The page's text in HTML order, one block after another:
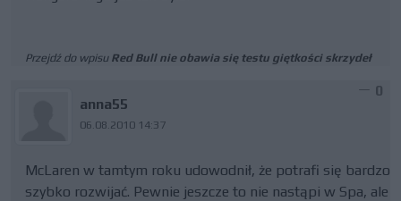
Przejdź do wpisu Red Bull nie obawia się testu giętkości skrzydeł
anna55
06.08.2010 14:37
0
McLaren w tamtym roku udowodnił, że potrafi się bardzo
szybko rozwijać. Pewnie jeszcze to nie nastąpi w Spa, ale